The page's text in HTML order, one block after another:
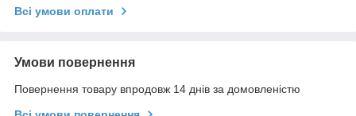
Всі умови оплати
Умови повернення
Повернення товару впродовж 14 днів за домовленістю